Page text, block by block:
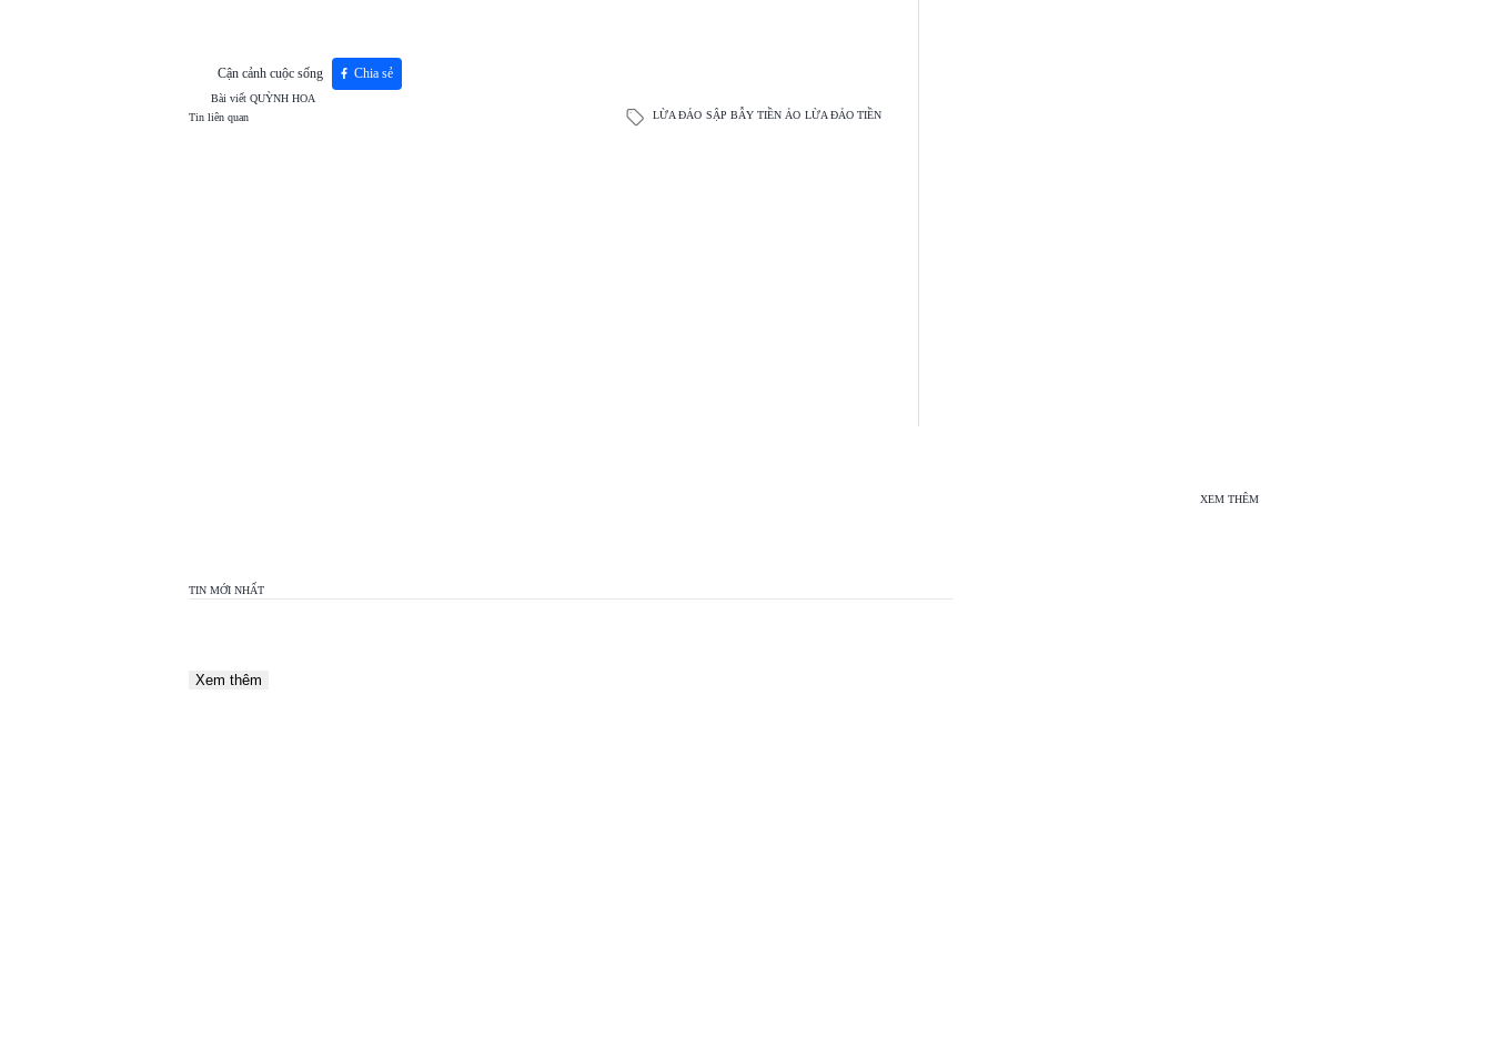
Cận cảnh cuộc sống Chia sẻ
Bài viết QUỲNH HOA
Tin liên quan
LỪA ĐẢO SẬP BẪY TIỀN ẢO LỪA ĐẢO TIỀN
XEM THÊM
TIN MỚI NHẤT
Xem thêm